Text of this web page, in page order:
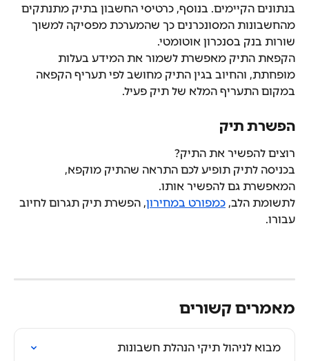
בנתונים הקיימים. בנוסף, כרטיסי החשבון בתיק מתנתקים
מהחשבונות המסונכרנים כך שהמערכת מפסיקה למשוך
שורות בנק בסנכרון אוטומטי.
הקפאת התיק מאפשרת לשמור את המידע בעלות
מופחתת, והחיוב בגין התיק מחושב לפי תעריף הקפאה
במקום התעריף המלא של תיק פעיל.
הפשרת תיק
רוצים להפשיר את התיק?
בכניסה לתיק תופיע לכם התראה שהתיק מוקפא,
המאפשרת גם להפשיר אותו.
לתשומת הלב, כמפורט במחירון, הפשרת תיק תגרום לחיוב
עבורו.
מאמרים קשורים
מבוא לניהול תיקי הנהלת חשבונות